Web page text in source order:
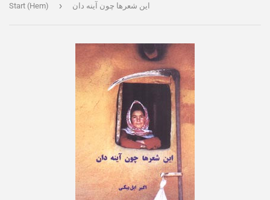
Start (Hem) › این شعرها چون آینه­ دان